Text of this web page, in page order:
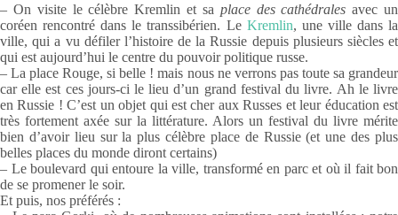
– On visite le célèbre Kremlin et sa place des cathédrales avec un
coréen rencontré dans le transsibérien. Le Kremlin, une ville dans la
ville, qui a vu défiler l’histoire de la Russie depuis plusieurs siècles et
qui est aujourd’hui le centre du pouvoir politique russe.
– La place Rouge, si belle ! mais nous ne verrons pas toute sa grandeur
car elle est ces jours-ci le lieu d’un grand festival du livre. Ah le livre
en Russie ! C’est un objet qui est cher aux Russes et leur éducation est
très fortement axée sur la littérature. Alors un festival du livre mérite
bien d’avoir lieu sur la plus célèbre place de Russie (et une des plus
belles places du monde diront certains)
– Le boulevard qui entoure la ville, transformé en parc et où il fait bon
de se promener le soir.
Et puis, nos préférés :